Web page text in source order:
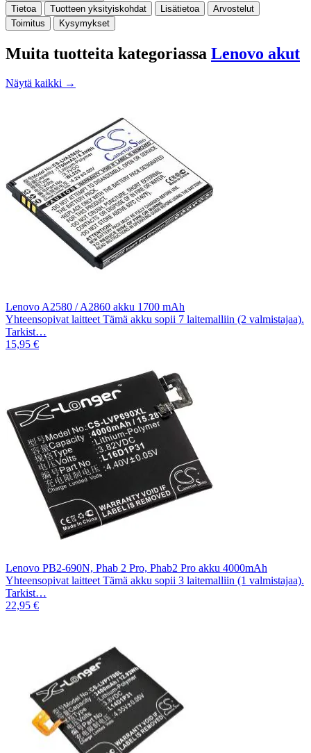
Tietoa
Tuotteen yksityiskohdat Lisätietoa
Arvostelut
Toimitus
Kysymykset
Muita tuotteita kategoriassa Lenovo akut
Näytä kaikki →
Lenovo A2580 / A2860 akku 1700 mAh
Yhteensopivat laitteet Tämä akku sopii 7 laitemalliin (2 valmistajaa).
Tarkist…
15,95 €
Lenovo PB2-690N, Phab 2 Pro, Phab2 Pro akku 4000mAh
Yhteensopivat laitteet Tämä akku sopii 3 laitemalliin (1 valmistajaa).
Tarkist…
22,95 €